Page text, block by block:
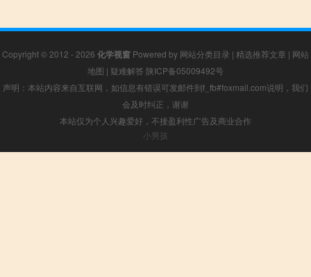
Copyright © 2012 - 2026 化学视窗 Powered by 网站分类目录 | 精选推荐文章 | 网站
地图 | 疑难解答 陕ICP备05009492号
声明：本站内容来自互联网，如信息有错误可发邮件到f_fb#foxmail.com说明，我们
会及时纠正，谢谢
本站仅为个人兴趣爱好，不接盈利性广告及商业合作
小男孩